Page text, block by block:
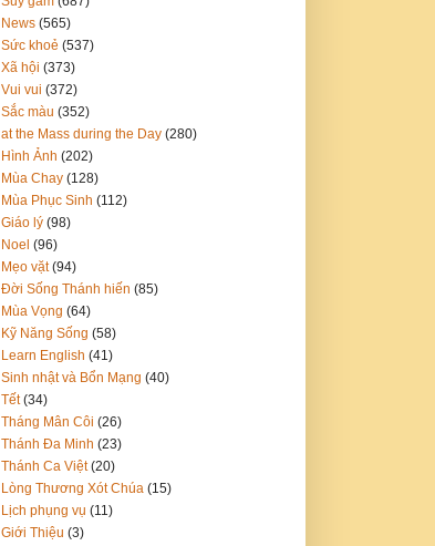
News (565)
Sức khoẻ (537)
Xã hội (373)
Vui vui (372)
Sắc màu (352)
at the Mass during the Day (280)
Hình Ảnh (202)
Mùa Chay (128)
Mùa Phục Sinh (112)
Giáo lý (98)
Noel (96)
Mẹo vặt (94)
Đời Sống Thánh hiến (85)
Mùa Vọng (64)
Kỹ Năng Sống (58)
Learn English (41)
Sinh nhật và Bổn Mạng (40)
Tết (34)
Tháng Mân Côi (26)
Thánh Đa Minh (23)
Thánh Ca Việt (20)
Lòng Thương Xót Chúa (15)
Lịch phụng vụ (11)
Giới Thiệu (3)